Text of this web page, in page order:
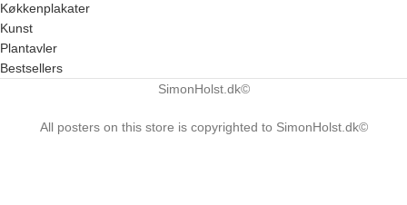
Køkkenplakater
Kunst
Plantavler
Bestsellers
SimonHolst.dk©
All posters on this store is copyrighted to SimonHolst.dk©